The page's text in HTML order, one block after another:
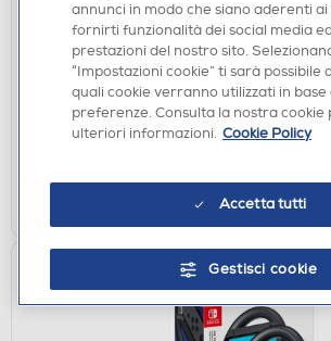
ACCESSORI HOME ENTERTAINMENT
NINTENDO - Coppia di Joy-Con-
€ 79,90
Acquisto online:disponibile
Ritiro in negozio in 30' gratuito:verifica
AGGIUNGI
annunci in modo che siano aderenti
fornirti funzionalità dei social media
prestazioni del nostro sito.
“Impostazioni cookie” ti sarà possibile
quali cookie verranno utilizzati in base
preferenze. Consulta la nostra cookie
ulteriori informazioni. Cookie Policy
Accetta tutti
Gestisci cookie